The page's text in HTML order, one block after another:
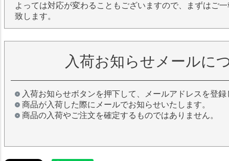
よっては対応が変わることもございますので、まずはご
致します。
入荷お知らせメールに
入荷お知らせボタンを押下して、メールアドレスを登
商品が入荷した際にメールでお知らせいたします。
商品の入荷やご注文を確定するものではありません。